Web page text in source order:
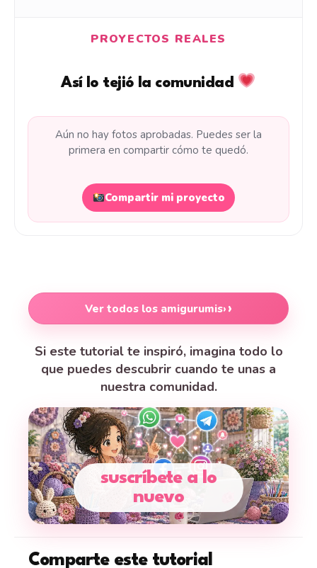
PROYECTOS REALES
Así lo tejió la comunidad
Aún no hay fotos aprobadas. Puedes ser la
primera en compartir cómo te quedó.
Compartir mi proyecto
Ver todos los amigurumis›
Si este tutorial te inspiró, imagina todo lo
que puedes descubrir cuando te unas a
nuestra comunidad.
suscríbete a lo
nuevo
Comparte este tutorial